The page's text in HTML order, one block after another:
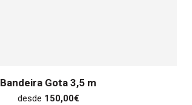
Bandeira Gota 3,5 m
desde 150,00€